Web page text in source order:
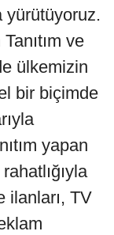
yürütüyoruz.
ve
ülkemizin
bir biçimde
yapan
ilanları, TV